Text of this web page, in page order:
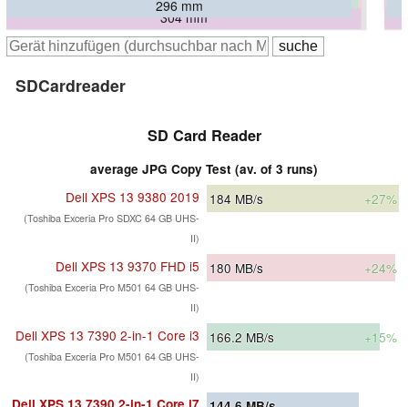
308.8 mm
304.1 mm
304 mm
296 mm
SDCardreader
SD Card Reader
average JPG Copy Test (av. of 3 runs)
Dell XPS 13 9380 2019
(Toshiba Exceria Pro SDXC 64 GB UHS-
II)
184 MB/s +27%
Dell XPS 13 9370 FHD i5
(Toshiba Exceria Pro M501 64 GB UHS-
II)
180 MB/s +24%
Dell XPS 13 7390 2-in-1 Core i3
(Toshiba Exceria Pro M501 64 GB UHS-
II)
166.2 MB/s +15%